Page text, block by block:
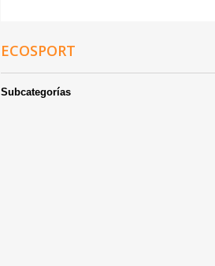
ECOSPORT
Subcategorías